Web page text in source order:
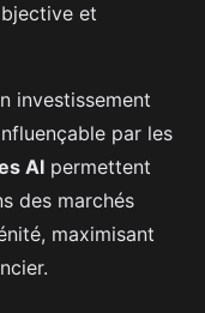
et
investissement
par les
AI permettent
des marchés
maximisant